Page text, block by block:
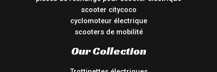
scooter citycoco
cyclomoteur électrique
scooters de mobilité
Our Collection